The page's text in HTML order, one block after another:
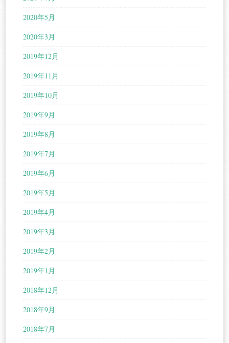
2020年5月
2020年3月
2019年12月
2019年11月
2019年10月
2019年9月
2019年8月
2019年7月
2019年6月
2019年5月
2019年4月
2019年3月
2019年2月
2019年1月
2018年12月
2018年9月
2018年7月